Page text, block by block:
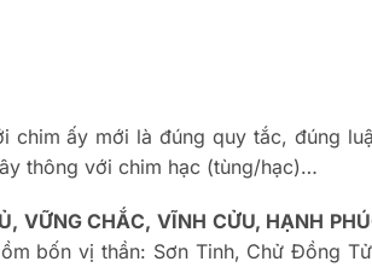
ấy mới là đúng quy tắc, đúng
thông với chim hạc (tùng/hạc)…
VỮNG CHẮC, VĨNH CỬU, HẠNH
bốn vị thần: Sơn Tinh, Chử Đồng